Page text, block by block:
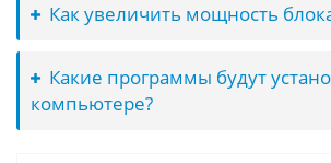
Как увеличить мощность
Какие программы будут
компьютере?